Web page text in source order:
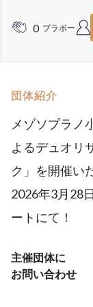
0 ブラボー
団体紹介
メゾソプラノ
よるデュオリ
ク」を開催い
2026年3月28
ートにて！
主催団体に
お問い合わせ